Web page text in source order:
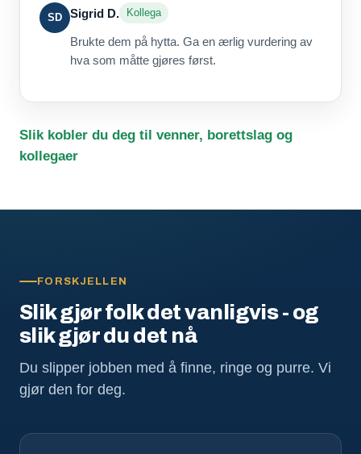
SD Sigrid D. Kollega
Brukte dem på hytta. Ga en ærlig vurdering av
hva som måtte gjøres først.
Slik kobler du deg til venner, borettslag og
kollegaer
FORSKJELLEN
Slik gjør folk det vanligvis - og
slik gjør du det nå
Du slipper jobben med å finne, ringe og purre. Vi
gjør den for deg.